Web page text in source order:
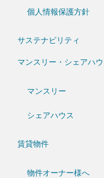
個人情報保護方針
サステナビリティ
マンスリー・シェアハ
マンスリー
シェアハウス
賃貸物件
物件オーナー様へ